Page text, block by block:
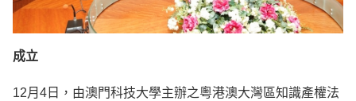
成立
12月4日，由澳門科技大學主辦之粵港澳大灣區知識產權法